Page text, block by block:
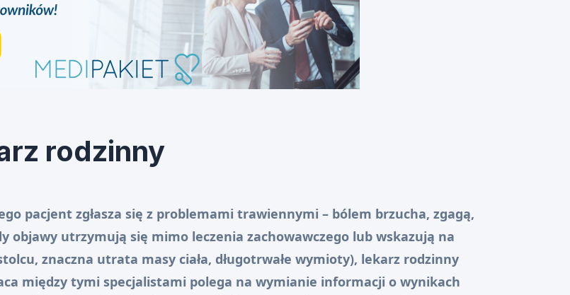
rodzinny
pacjent zgłasza się z problemami trawiennymi – bólem brzucha, zgagą,
objawy utrzymują się mimo leczenia zachowawczego lub wskazują na
znaczna utrata masy ciała, długotrwałe wymioty), lekarz rodzinny
między tymi specjalistami polega na wymianie informacji o wynikach